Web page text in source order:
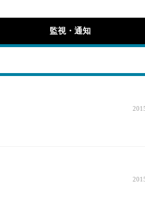
監視・通知